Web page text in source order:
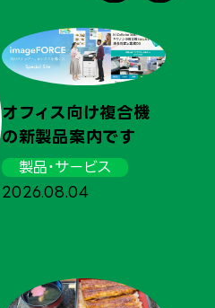
オフィス向け複合機
の新製品案内です
製品・サービス
2026.08.04